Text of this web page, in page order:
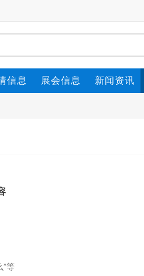
信息 展会信息 新闻资讯
”等